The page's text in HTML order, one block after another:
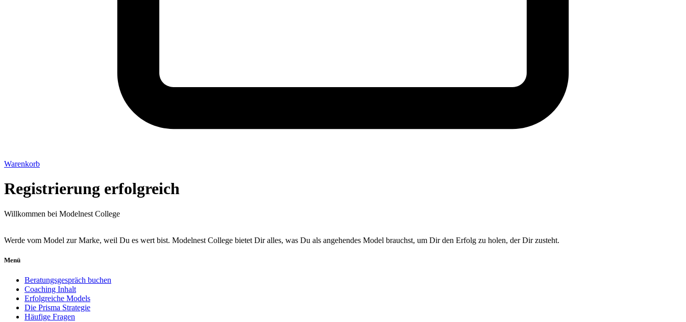
Warenkorb
Registrierung erfolgreich
Willkommen bei Modelnest College
Werde vom Model zur Marke, weil Du es wert bist. Modelnest College bietet Dir alles, was Du als angehendes Model brauchst, um Dir den Erfolg zu holen, der Dir zusteht.
Menü
Beratungsgespräch buchen
Coaching Inhalt
Erfolgreiche Models
Die Prisma Strategie
Häufige Fragen